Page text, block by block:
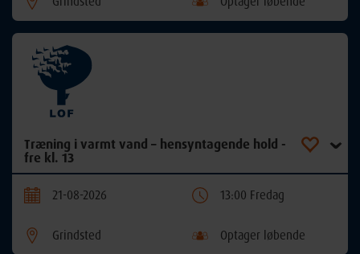
Træning i varmt vand – hensyntagende hold -
fre kl. 13
21-08-2026 13:00 Fredag
Grindsted Optager løbende